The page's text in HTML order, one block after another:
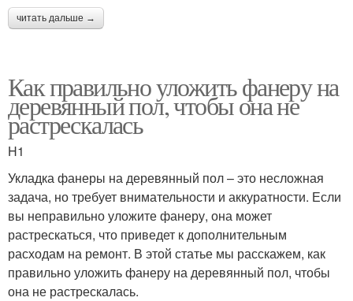
читать дальше →
Как правильно уложить фанеру на
деревянный пол, чтобы она не
растрескалась
H1
Укладка фанеры на деревянный пол – это несложная
задача, но требует внимательности и аккуратности. Если
вы неправильно уложите фанеру, она может
растрескаться, что приведет к дополнительным
расходам на ремонт. В этой статье мы расскажем, как
правильно уложить фанеру на деревянный пол, чтобы
она не растрескалась.